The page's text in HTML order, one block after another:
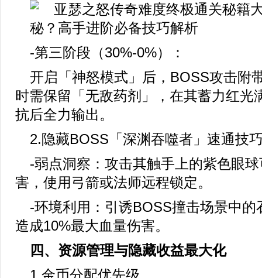
-第三阶段（30%-0%）：
开启「神怒模式」后，BOSS攻击附
时需保留「无敌药剂」，在其蓄力红光
抗后全力输出。
2.隐藏BOSS「深渊吞噬者」速通技
-弱点洞察：攻击其触手上的紫色眼
害，使用弓箭或法师远程锁定。
-环境利用：引诱BOSS撞击场景中的
造成10%最大血量伤害。
四、资源管理与隐藏收益最大化
1.金币分配优先级